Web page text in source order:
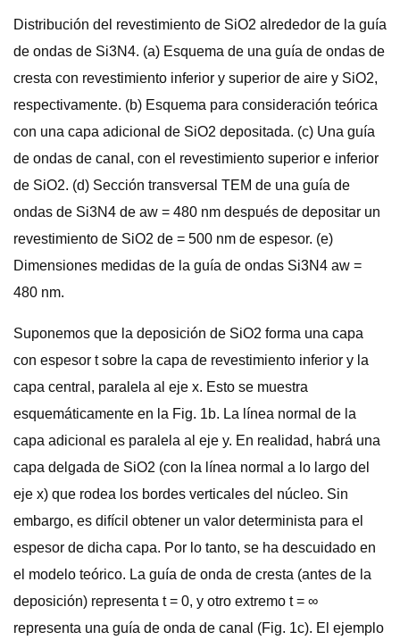
Distribución del revestimiento de SiO2 alrededor de la guía
de ondas de Si3N4. (a) Esquema de una guía de ondas de
cresta con revestimiento inferior y superior de aire y SiO2,
respectivamente. (b) Esquema para consideración teórica
con una capa adicional de SiO2 depositada. (c) Una guía
de ondas de canal, con el revestimiento superior e inferior
de SiO2. (d) Sección transversal TEM de una guía de
ondas de Si3N4 de aw = 480 nm después de depositar un
revestimiento de SiO2 de = 500 nm de espesor. (e)
Dimensiones medidas de la guía de ondas Si3N4 aw =
480 nm.
Suponemos que la deposición de SiO2 forma una capa
con espesor t sobre la capa de revestimiento inferior y la
capa central, paralela al eje x. Esto se muestra
esquemáticamente en la Fig. 1b. La línea normal de la
capa adicional es paralela al eje y. En realidad, habrá una
capa delgada de SiO2 (con la línea normal a lo largo del
eje x) que rodea los bordes verticales del núcleo. Sin
embargo, es difícil obtener un valor determinista para el
espesor de dicha capa. Por lo tanto, se ha descuidado en
el modelo teórico. La guía de onda de cresta (antes de la
deposición) representa t = 0, y otro extremo t = ∞
representa una guía de onda de canal (Fig. 1c). El ejemplo